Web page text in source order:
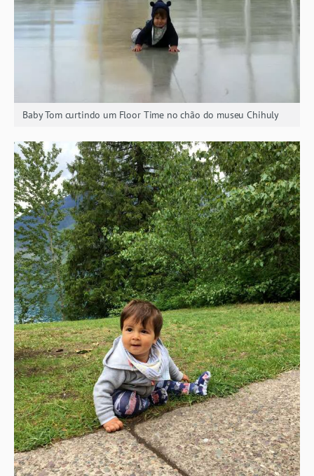
Baby Tom curtindo um Floor Time no chão do museu Chihuly